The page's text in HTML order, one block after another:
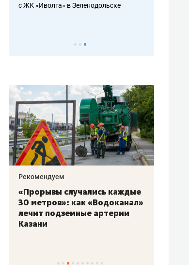
с ЖК «Иволга» в Зеленодольске
Рекомендуем
«Прорывы случались каждые
30 метров»: как «Водоканал»
лечит подземные артерии
Казани